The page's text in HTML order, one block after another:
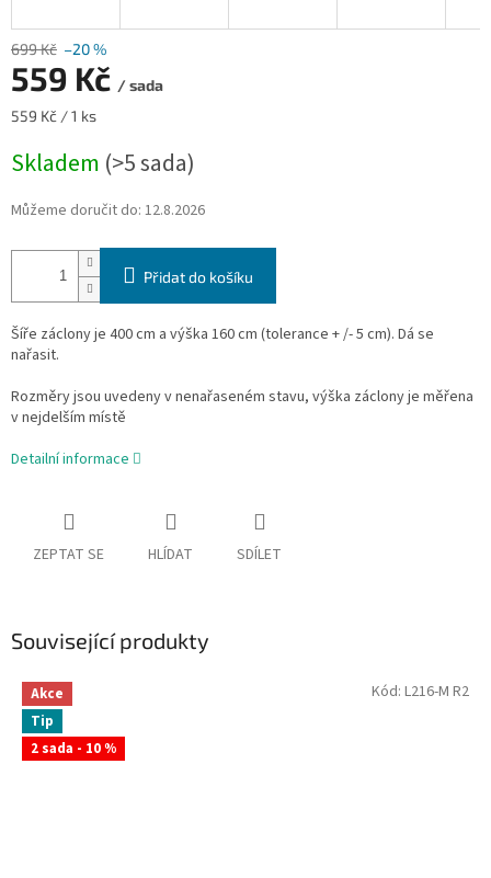
699 Kč –20 %
559 Kč / sada
Měrná
559 Kč / 1 ks
Skladem (>5 sada)
Můžeme doručit do: 12.8.2026
Přidat do košíku
Šíře záclony je 400 cm a výška 160 cm (tolerance + /- 5 cm). Dá se
nařasit.
Rozměry jsou uvedeny v nenařaseném stavu, výška záclony je měřena
v nejdelším místě
Detailní informace
ZEPTAT SE HLÍDAT SDÍLET
Související produkty
Akce
Tip
2 sada - 10 %
Kód: L216-M R2